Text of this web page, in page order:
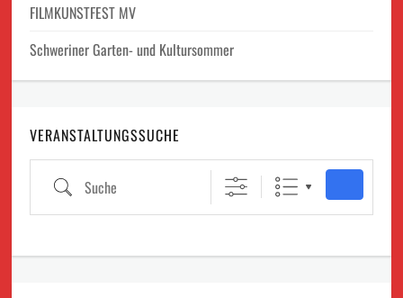
FILMKUNSTFEST MV
Schweriner Garten- und Kultursommer
VERANSTALTUNGSSUCHE
Suche